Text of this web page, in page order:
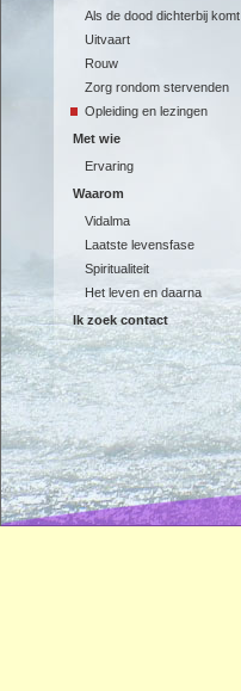
Als de dood dichterbij komt
Uitvaart
Rouw
Zorg rondom stervenden
Opleiding en lezingen
Met wie
Ervaring
Waarom
Vidalma
Laatste levensfase
Spiritualiteit
Het leven en daarna
Ik zoek contact